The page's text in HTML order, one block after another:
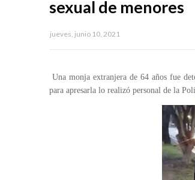
sexual de menores
jueves, junio 10, 2021
Una monja extranjera de 64 años fue
para apresarla lo realizó personal de la